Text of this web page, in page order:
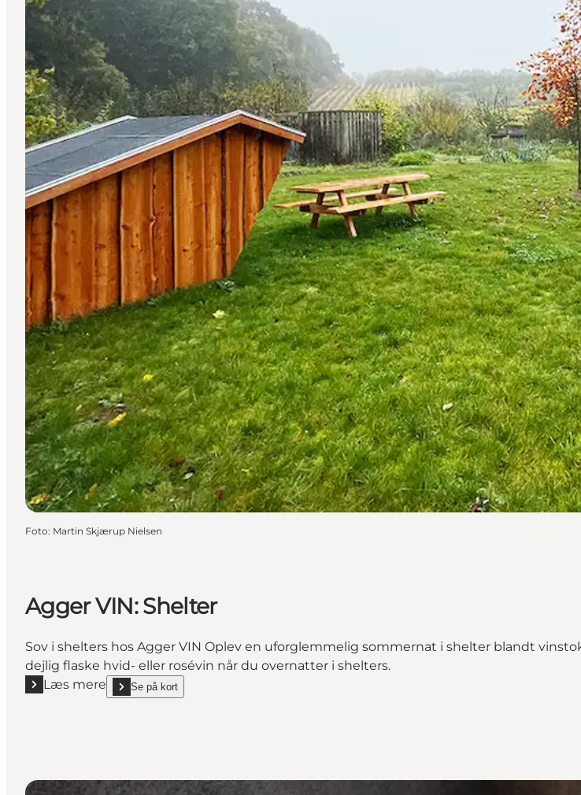
Foto: Martin Skjærup Nielsen
Agger VIN: Shelter
Sov i shelters hos Agger VIN Oplev en uforglemmelig sommernat i shelter blandt
dejlig flaske hvid- eller rosévin når du overnatter i shelters.
Læs mere
Læs mere "Agger VIN: Shelter"
Se på kort
show Agger VIN: Shelter on_map